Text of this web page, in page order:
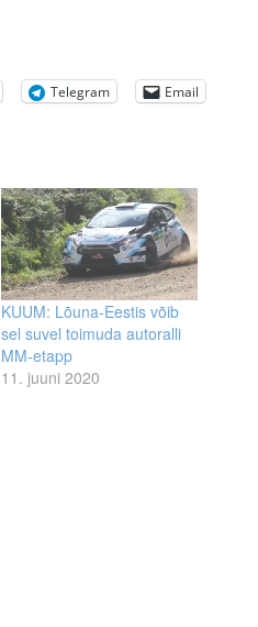
Telegram Email
KUUM: Lõuna-Eestis võib
sel suvel toimuda autoralli
MM-etapp
11. juuni 2020